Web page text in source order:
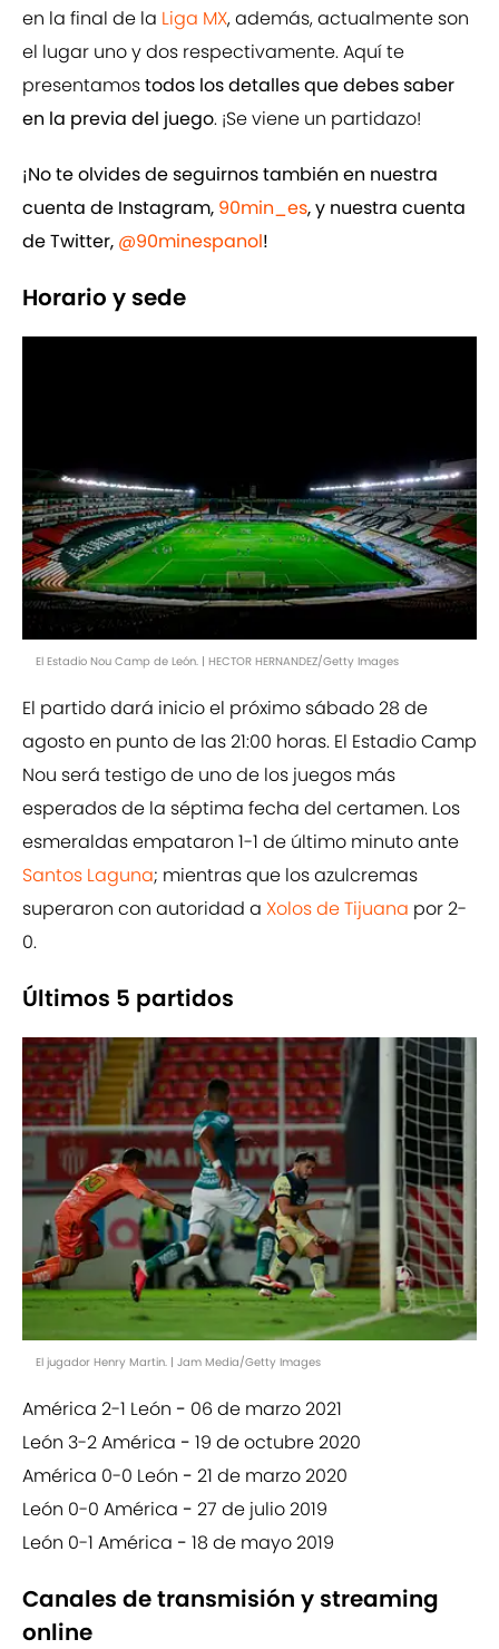
en la final de la Liga MX, además, actualmente son
el lugar uno y dos respectivamente. Aquí te
presentamostodos los detalles que debes saber
en la previa del juego. ¡Se viene un partidazo!
¡No te olvides de seguirnos también en nuestra
cuenta de Instagram, 90min_es, y nuestra cuenta
de Twitter, @90minespanol!
Horario y sede
El Estadio Nou Camp de León. | HECTOR HERNANDEZ/Getty Images
El partido dará inicio el próximo sábado 28 de
agosto en punto de las 21:00 horas. El Estadio Camp
Nou será testigo de uno de los juegos más
esperados de la séptima fecha del certamen. Los
esmeraldas empataron 1-1 de último minuto ante
Santos Laguna; mientras que los azulcremas
superaron con autoridad a Xolos de Tijuana por 2-
0.
Últimos 5 partidos
El jugador Henry Martin. | Jam Media/Getty Images
América 2-1 León - 06 de marzo 2021
León 3-2 América - 19 de octubre 2020
América 0-0 León - 21 de marzo 2020
León 0-0 América - 27 de julio 2019
León 0-1 América - 18 de mayo 2019
Canales de transmisión y streaming
online